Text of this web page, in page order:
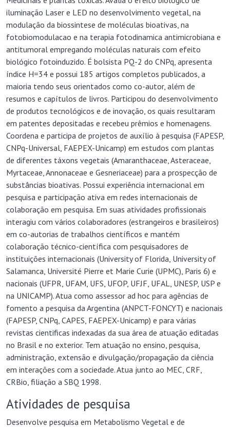
iluminação Laser e LED no desenvolvimento vegetal, na
modulação da biossintese de moléculas bioativas, na
fotobiomodulacao e na terapia fotodinamica antimicrobiana e
antitumoral empregando moléculas naturais com efeito
biológico fotoinduzido. É bolsista PQ-2 do CNPq, apresenta
índice H=34 e possui 185 artigos completos publicados, a
maioria tendo seus orientados como co-autor, além de
resumos e capítulos de livros. Participou do desenvolvimento
de produtos tecnológicos e de inovação, os quais resultaram
em patentes depositadas e recebeu prêmios e homenagens.
Coordena e participa de projetos de auxílio à pesquisa (FAPESP,
CNPq-Universal, FAEPEX-Unicamp) em estudos com plantas
de diferentes táxons vegetais (Amaranthaceae, Asteraceae,
Myrtaceae, Annonaceae e Gesneriaceae) para a prospecção de
substâncias bioativas. Possui experiência internacional em
pesquisa e participação ativa em redes internacionais de
colaboração em pesquisa. Em suas atividades profissionais
interagiu com vários colaboradores (estrangeiros e brasileiros)
em co-autorias de trabalhos científicos e mantém
colaboração técnico-científica com pesquisadores de
instituições internacionais (University of Florida, University of
Salamanca, Université Pierre et Marie Curie (UPMC), Paris 6) e
nacionais (UFPR, UFAM, UFS, UFOP, UFJF, UFAL, UNESP, USP e
na UNICAMP). Atua como assessor ad hoc para agências de
fomento a pesquisa da Argentina (ANPCT-FONCYT) e nacionais
(FAPESP, CNPq, CAPES, FAEPEX-Unicamp) e para várias
revistas cientificas indexadas da sua área de atuação editadas
no Brasil e no exterior. Tem atuação no ensino, pesquisa,
administração, extensão e divulgação/propagação da ciência
em interações com a sociedade. Atua junto ao MEC, CRF,
CRBio, filiação a SBQ 1998.
Atividades de pesquisa
Desenvolve pesquisa em Metabolismo Vegetal e de